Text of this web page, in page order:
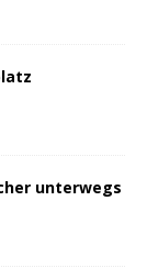
unterwegs